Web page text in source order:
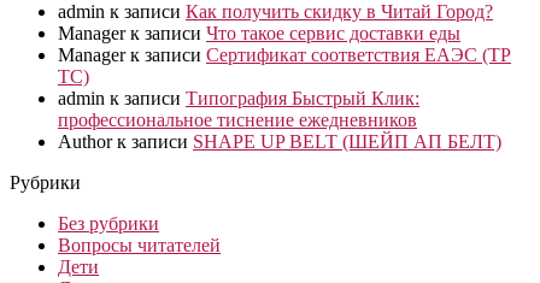
admin к записи Как получить скидку в Читай Город?
Managerк записи Что такое сервис доставки еды
Managerк записи Сертификат соответствия ЕАЭС (ТР
ТС)
admin к записи Типография Быстрый Клик:
профессиональное тиснение ежедневников
Authorк записи SHAPE UP BELT (ШЕЙП АП БЕЛТ)
Рубрики
Без рубрики
Вопросы читателей
Дети